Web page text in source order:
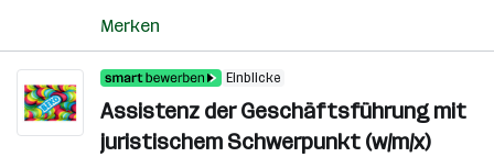
Merken
Einblicke
Assistenz der Geschäftsführung mit
juristischem Schwerpunkt (w/m/x)